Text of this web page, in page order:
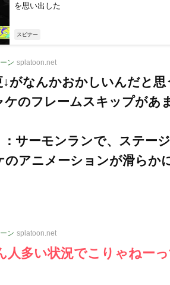
を思い出した
スピナー
ン splatoon.net
↓がなんかおかしいんだと
ケのフレームスキップがあ
サーモンランで、ステー
のアニメーションが滑らか
ン splatoon.net
人多い状況でこりゃねー